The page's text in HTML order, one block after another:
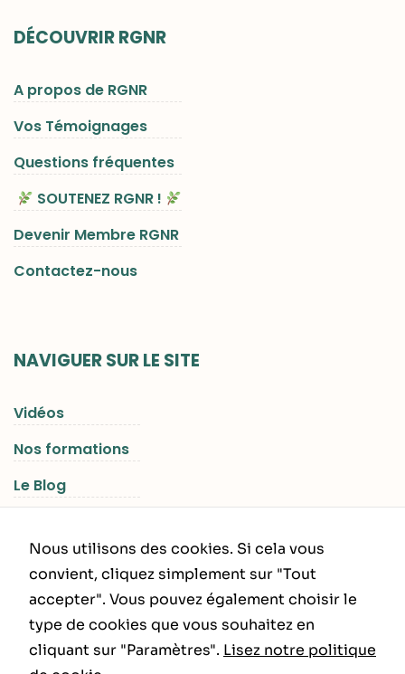
DÉCOUVRIR RGNR
A propos de RGNR
Vos Témoignages
Questions fréquentes
SOUTENEZ RGNR !
Devenir Membre RGNR
Contactez-nous
NAVIGUER SUR LE SITE
Vidéos
Nos formations
Le Blog
INFORMATIONS LÉGALES
Politique de Confidentialité
Nous utilisons des cookies. Si cela vous
convient, cliquez simplement sur "Tout
accepter". Vous pouvez également choisir le
type de cookies que vous souhaitez en
cliquant sur "Paramètres". Lisez notre politique